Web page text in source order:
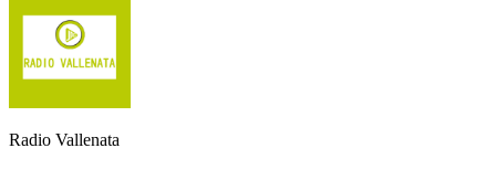
Radio Vallenata